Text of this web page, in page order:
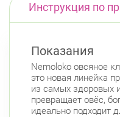
Инструкция по
Показания
Nemoloko овсяное
это новая линейка
из самых здоровых
превращает овёс,
идеально подходит